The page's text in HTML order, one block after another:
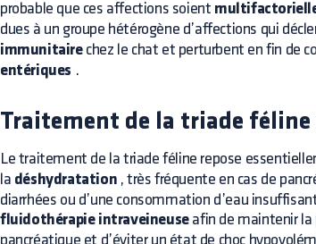
probable que ces affections soient
dues à un groupe hétérogène d’affections qui
immunitairechez le chat et perturbent en fin de
entériques .
Traitement de la triade
Le traitement de la triade féline repose
la déshydratation , très fréquente en cas de
diarrhées ou d’une consommation d’eau
fluidothérapie intraveineuseafin de maintenir la
pancréatique et d’éviter un état de choc